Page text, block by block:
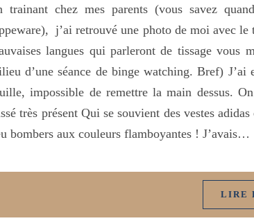
trainant chez mes parents (vous savez
j’ai retrouvé une photo de moi avec
langues qui parleront de tissage vous
d’une séance de binge watching. Bref)
impossible de remettre la main dessus.
très présent Qui se souvient des vestes
bombers aux couleurs flamboyantes ! J’avais…
LIRE